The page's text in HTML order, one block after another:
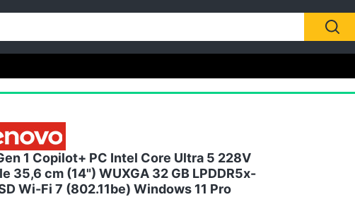
1 Copilot+ PC Intel Core Ultra 5 228V
35,6 cm (14") WUXGA 32 GB LPDDR5x-
Wi-Fi 7 (802.11be) Windows 11 Pro